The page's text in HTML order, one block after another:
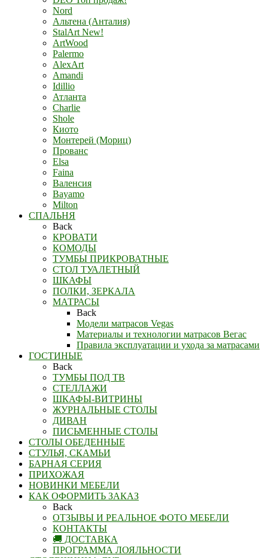
Nord
Альтена (Анталия)
StalArt New!
ArtWood
Palermo
AlexArt
Amandi
Idillio
Атланта
Charlie
Shole
Киото
Монтерей (Мориц)
Прованс
Elsa
Faina
Валенсия
Bayamo
Milton
СПАЛЬНЯ
Back
КРОВАТИ
КОМОДЫ
ТУМБЫ ПРИКРОВАТНЫЕ
СТОЛ ТУАЛЕТНЫЙ
ШКАФЫ
ПОЛКИ, ЗЕРКАЛА
МАТРАСЫ
Back
Модели матрасов Vegas
Материалы и технологии матрасов Вегас
Правила эксплуатации и ухода за матрасами
ГОСТИНЫЕ
Back
ТУМБЫ ПОД ТВ
СТЕЛЛАЖИ
ШКАФЫ-ВИТРИНЫ
ЖУРНАЛЬНЫЕ СТОЛЫ
ДИВАН
ПИСЬМЕННЫЕ СТОЛЫ
СТОЛЫ ОБЕДЕННЫЕ
СТУЛЬЯ, СКАМЬИ
БАРНАЯ СЕРИЯ
ПРИХОЖАЯ
НОВИНКИ МЕБЕЛИ
КАК ОФОРМИТЬ ЗАКАЗ
Back
ОТЗЫВЫ И РЕАЛЬНОЕ ФОТО МЕБЕЛИ
КОНТАКТЫ
🚚 ДОСТАВКА
ПРОГРАММА ЛОЯЛЬНОСТИ